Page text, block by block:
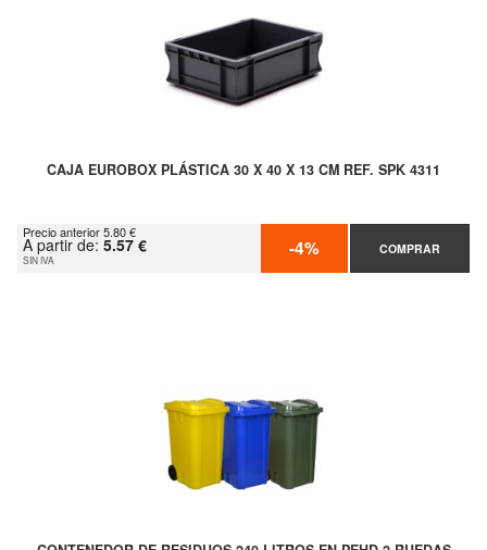
CAJA EUROBOX PLÁSTICA 30 X 40 X 13 CM REF. SPK 4311
Precio anterior 5.80 €
A partir de: 5.57 €
SIN IVA -4% COMPRAR